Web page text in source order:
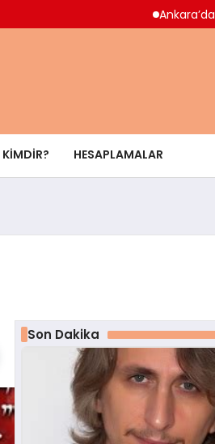
Ankara’da Mide
KIMDIR? HESAPLAMALAR
Son Dakika